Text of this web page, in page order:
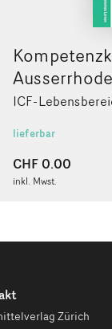
ICF-
lieferbar
CHF 0.00
inkl. Mwst.
Zürich